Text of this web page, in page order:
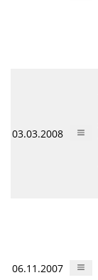
03.03.2008
06.11.2007